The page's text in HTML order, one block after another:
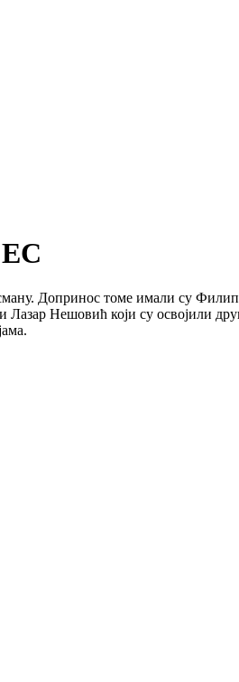
ЕС
Допринос томе имали су
Нешовић који су освојили